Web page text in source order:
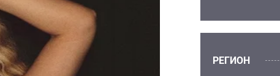
РЕГИОН